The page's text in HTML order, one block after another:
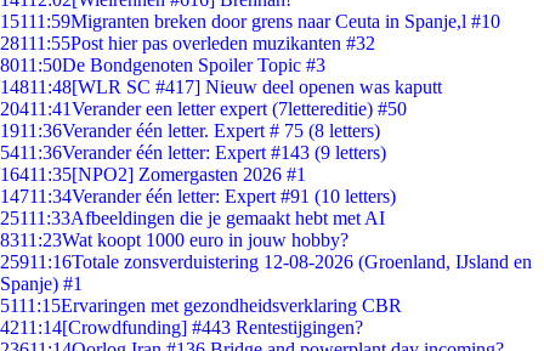
15111:59Migranten breken door grens naar Ceuta in Spanje,l #10
28111:55Post hier pas overleden muzikanten #32
8011:50De Bondgenoten Spoiler Topic #3
14811:48[WLR SC #417] Nieuw deel openen was kaputt
20411:41Verander een letter expert (7lettereditie) #50
1911:36Verander één letter. Expert # 75 (8 letters)
5411:36Verander één letter: Expert #143 (9 letters)
16411:35[NPO2] Zomergasten 2026 #1
14711:34Verander één letter: Expert #91 (10 letters)
25111:33Afbeeldingen die je gemaakt hebt met AI
8311:23Wat koopt 1000 euro in jouw hobby?
25911:16Totale zonsverduistering 12-08-2026 (Groenland, IJsland en
Spanje) #1
5111:15Ervaringen met gezondheidsverklaring CBR
4211:14[Crowdfunding] #443 Rentestijgingen?